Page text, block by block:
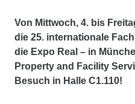
Von Mittwoch, 4. bis
die 25. internationale
die Expo Real – in
Property and Facility
Besuch in Halle C1.110!